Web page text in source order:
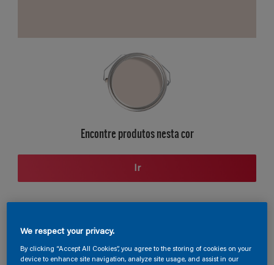
Encontre produtos nesta cor
Ir
Seção de cores
We respect your privacy.
By clicking “Accept All Cookies”, you agree to the storing of cookies on your
device to enhance site navigation, analyze site usage, and assist in our